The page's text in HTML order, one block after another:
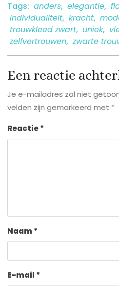
Tags: anders, elegantie,
individualiteit, kracht,
trouwkleed zwart, uniek,
zelfvertrouwen, zwarte
Een reactie
Je e-mailadres zal niet
velden zijn gemarkeerd met *
Reactie*
Naam *
E-mail *